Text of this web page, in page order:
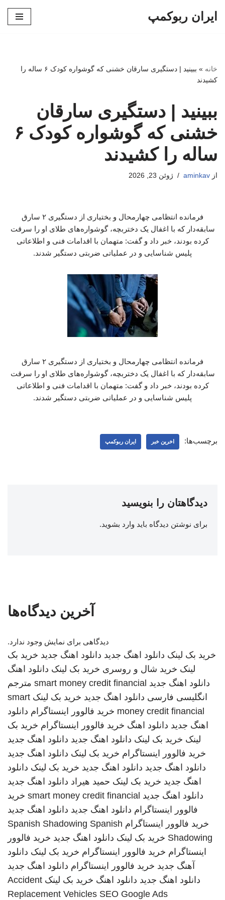
ایران ربوکمپ
خانه »
ببینید | دستگیری سارقان خشنی که گوشواره کودک ۶ ساله را
کشیدند
ببینید | دستگیری سارقان
خشنی که گوشواره کودک ۶
ساله را کشیدند
از aminkav ژوئن 23, 2026
فرمانده انتظامی چهارمحال و بختیاری از دستگیری ۲ سارق
سابقه‌دار که با اغفال یک دختربچه، گوشواره‌های طلای او را سرقت
کرده بودند، خبر داد و گفت: متهمان با اقدامات فنی و اطلاعاتی
پلیس شناسایی و در عملیاتی ضربتی دستگیر شدند.
فرمانده انتظامی چهارمحال و بختیاری از دستگیری ۲ سارق
سابقه‌دار که با اغفال یک دختربچه، گوشواره‌های طلای او را سرقت
کرده بودند، خبر داد و گفت: متهمان با اقدامات فنی و اطلاعاتی
پلیس شناسایی و در عملیاتی ضربتی دستگیر شدند.
برچسب‌ها: اخرین خبر ایران ربوکمپ
دیدگاهتان را بنویسید
برای نوشتن دیدگاه باید وارد بشوید.
آخرین دیدگاه‌ها
دیدگاهی برای نمایش وجود ندارد.
خرید بک لینک دانلود اهنگ جدید دانلود اهنگ جدید خرید بک
لینک خرید شال و روسری خرید بک لینک دانلود اهنگ
دانلود اهنگ جدید smart money credit financial مترجم
انگلیسی فارسی دانلود اهنگ جدید خرید بک لینک smart
money credit financial خرید فالوور اینستاگرام دانلود
اهنگ جدید دانلود اهنگ خرید فالوور اینستاگرام خرید بک
لینک خرید بک لینک دانلود اهنگ جدید دانلود اهنگ جدید
خرید فالوور اینستاگرام خرید بک لینک دانلود اهنگ جدید
دانلود اهنگ جدید دانلود اهنگ جدید خرید بک لینک دانلود
اهنگ جدید خرید بک لینک حمید هیراد دانلود اهنگ جدید
دانلود اهنگ جدید smart money credit financial خرید
فالوور اینستاگرام دانلود اهنگ جدید دانلود اهنگ جدید
خرید فالوور اینستاگرام
Spanish Shadowing Spanish
Shadowing خرید بک لینک دانلود اهنگ جدید خرید فالوور
اینستاگرام خرید فالوور اینستاگرام خرید بک لینک دانلود
آهنگ جدید خرید فالوور اینستاگرام دانلود اهنگ جدید
دانلود اهنگ جدید دانلود اهنگ خرید بک لینک Accident
Replacement Vehicles SEO Google Ads